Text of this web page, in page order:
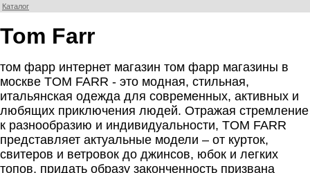
Каталог
Tom Farr
том фарр интернет магазин том фарр магазины в
москве TOM FARR - это модная, стильная,
итальянская одежда для современных, активных и
любящих приключения людей. Отражая стремление
к разнообразию и индивидуальности, TOM FARR
представляет актуальные модели – от курток,
свитеров и ветровок до джинсов, юбок и легких
топов, придать образу законченность призвана